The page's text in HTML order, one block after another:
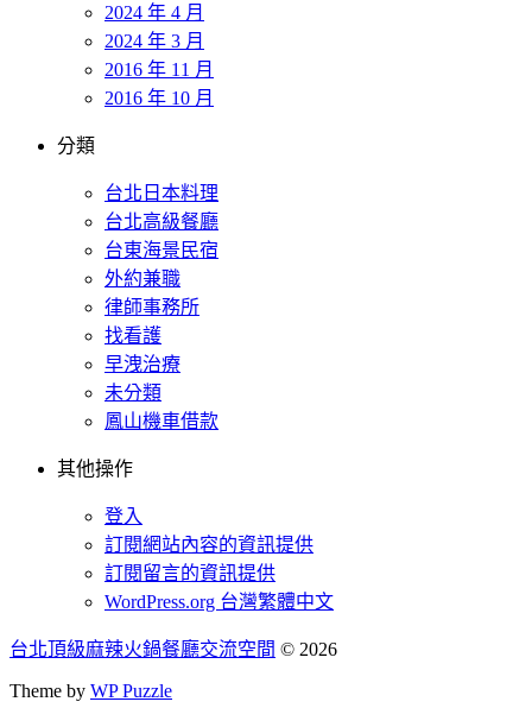
2024 年 4 月
2024 年 3 月
2016 年 11 月
2016 年 10 月
分類
台北日本料理
台北高級餐廳
台東海景民宿
外約兼職
律師事務所
找看護
早洩治療
未分類
鳳山機車借款
其他操作
登入
訂閱網站內容的資訊提供
訂閱留言的資訊提供
WordPress.org 台灣繁體中文
台北頂級麻辣火鍋餐廳交流空間 © 2026
Theme by WP Puzzle